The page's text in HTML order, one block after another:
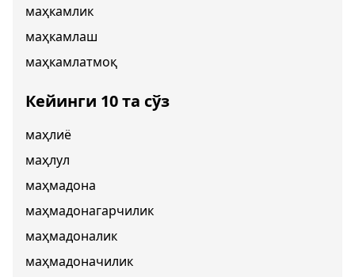
маҳкамлик
маҳкамлаш
маҳкамлатмоқ
Кейинги 10 та сўз
маҳлиё
маҳлул
маҳмадона
маҳмадонагарчилик
маҳмадоналик
маҳмадоначилик